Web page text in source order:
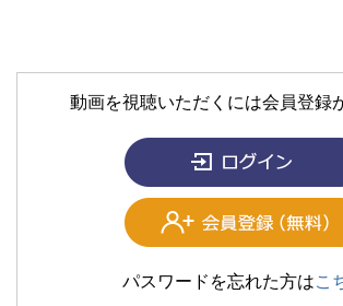
動画を視聴いただくには会員登録
パスワードを忘れた方はこ